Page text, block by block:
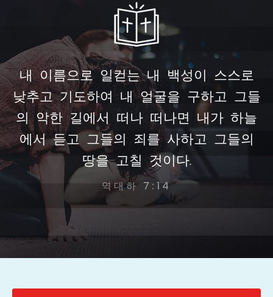
내 이름으로 일컫는 내 백성이 스스로
낮추고 기도하여 내 얼굴을 구하고 그들
의 악한 길에서 떠나 떠나면 내가 하늘
에서 듣고 그들의 죄를 사하고 그들의
땅을 고칠 것이다.
역대하 7:14